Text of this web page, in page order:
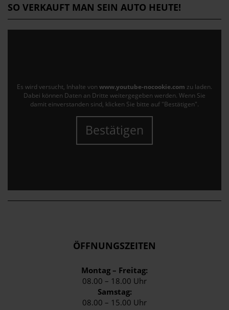
SO VERKAUFT MAN SEIN AUTO HEUTE!
Es wird versucht, Inhalte von www.youtube-nocookie.com zu laden.
Dabei können Daten an Dritte weitergegeben werden. Wenn Sie
damit einverstanden sind, klicken Sie bitte auf "Bestätigen".
Bestätigen
ÖFFNUNGSZEITEN
Montag – Freitag:
08.00 – 18.00 Uhr
Samstag:
08.00 – 15.00 Uhr